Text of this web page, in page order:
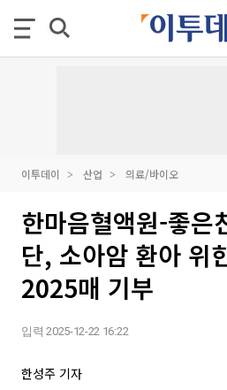
이투데이 산업 의료/바이오
한마음혈액원-좋은
단, 소아암 환아 위
2025매 기부
입력 2025-12-22 16:22
한성주 기자